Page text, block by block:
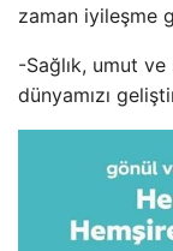
zaman iyileşme
-Sağlık, umut ve
dünyamızı